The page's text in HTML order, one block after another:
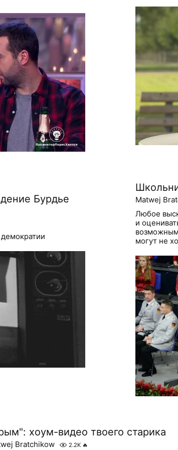
Бурдье
Matwej
Любое
и
могут не
хоум-видео твоего старика
Bratchikow 2.2K 🔥